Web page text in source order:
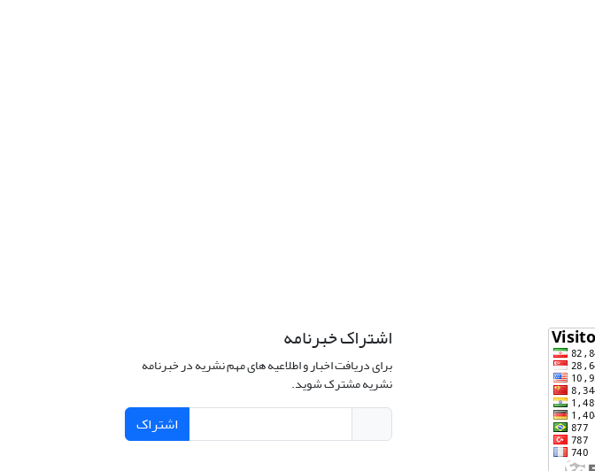
اشتراک خبرنامه
برای دریافت اخبار و اطلاعیه های مهم نشریه در خبرنامه
نشریه مشترک شوید.
اشتراک